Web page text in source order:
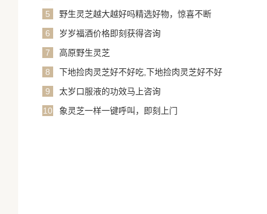
5
野生灵芝越大越好吗精选好物，惊喜不断
6
岁岁福酒价格即刻获得咨询
7
高原野生灵芝
8
下地捡肉灵芝好不好吃,下地捡肉灵芝好不好
9
太岁口服液的功效马上咨询
10
象灵芝一样一键呼叫，即刻上门